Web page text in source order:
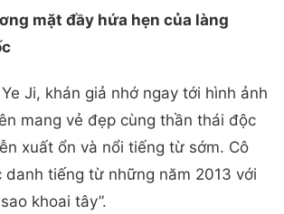
mặt đầy hứa hẹn của làng
Ji, khán giả nhớ ngay tới hình ảnh
mang vẻ đẹp cùng thần thái độc
xuất ổn và nổi tiếng từ sớm. Cô
tiếng từ những năm 2013 với
khoai tây”.